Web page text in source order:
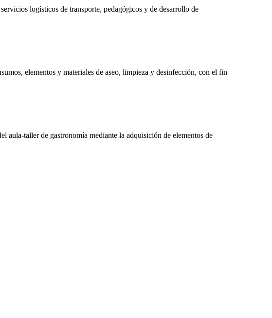
logísticos de transporte, pedagógicos y de desarrollo de
elementos y materiales de aseo, limpieza y desinfección, con el fin
aula-taller de gastronomía mediante la adquisición de elementos de